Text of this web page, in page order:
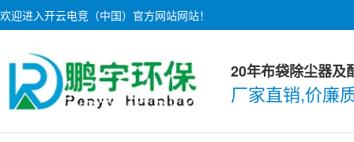
欢迎进入开云电竞（中国）官方网站网站！
20年布袋除尘器及
厂家直销,价廉